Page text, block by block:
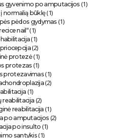
gyvenimo po amputacijos (1)
normalią būklę(1)
pėdos gydymas (1)
nail“(1)
(1)
(2)
protezė(1)
protezas (1)
protezavimas (1)
(2)
(1)
reabilitacija (2)
reabilitacija (1)
po amputacijos (2)
po insulto (1)
santykis (1)